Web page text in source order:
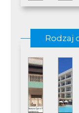
Rodzaj